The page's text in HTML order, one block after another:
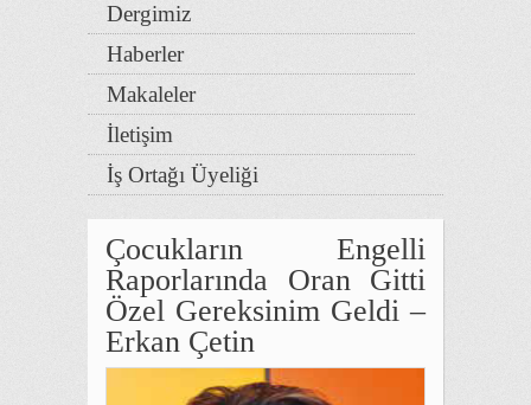
Dergimiz
Haberler
Makaleler
İletişim
İş Ortağı Üyeliği
Çocukların Engelli
Raporlarında Oran Gitti
Özel Gereksinim Geldi –
Erkan Çetin